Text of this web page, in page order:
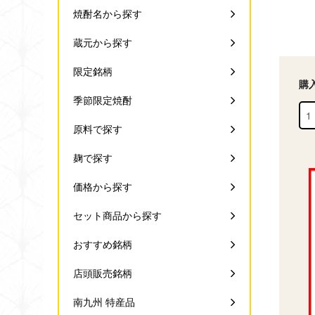
購
焼酎名から探す
蔵元から探す
限定銘柄
季節限定焼酎
原料で探す
麹で探す
価格から探す
セット商品から探す
おすすめ銘柄
店頭販売銘柄
南九州 特産品